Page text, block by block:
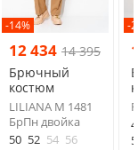
-14%
12 434 14 395
Брючный
костюм
LILIANA М 1481
БрПн двойка
50 52 54 56
-